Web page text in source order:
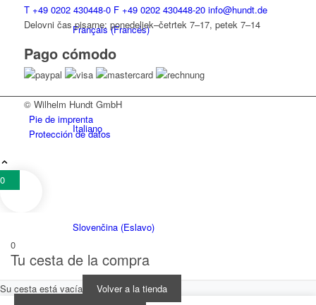
Français (Francés)
Italiano
Slovenčina(Eslavo)
T +49 0202 430448-0 F +49 0202 430448-20 info@hundt.de
Delovni čas pisarne: ponedeljek–četrtek 7–17, petek 7–14
Pago cómodo
© Wilhelm Hundt GmbH
Pie de imprenta
Protección de datos
0
0
Tu cesta de la compra
Su cesta está vacía Volver a la tienda